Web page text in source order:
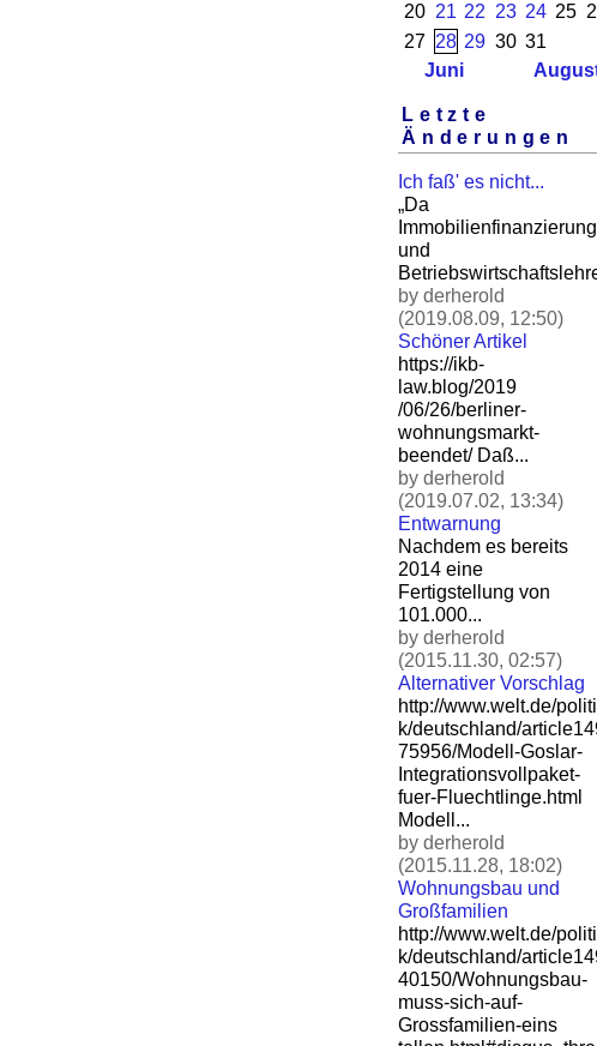
20 21 22 23 24 25
27 28 29 30 31
Juni
Letzte
Änderungen
Ich faß' es nicht...
„Da
Immobilienfinanzierung
und
by derherold
(2019.08.09, 12:50)
Schöner Artikel
https://ikb-
law.blog/2019
/06/26/berliner-
wohnungsmarkt-
beendet/ Daß...
by derherold
(2019.07.02, 13:34)
Entwarnung
Nachdem es bereits
2014 eine
Fertigstellung von
101.000...
by derherold
(2015.11.30, 02:57)
Alternativer Vorschlag
http://www.welt.de/politi
k/deutschland/
75956/Modell-Goslar-
Integrationsvollpaket-
fuer-Fluechtlinge.html
Modell...
by derherold
(2015.11.28, 18:02)
Wohnungsbau und
Großfamilien
http://www.welt.de/politi
k/deutschland/
40150/Wohnungsbau-
muss-sich-auf-
Grossfamilien-eins